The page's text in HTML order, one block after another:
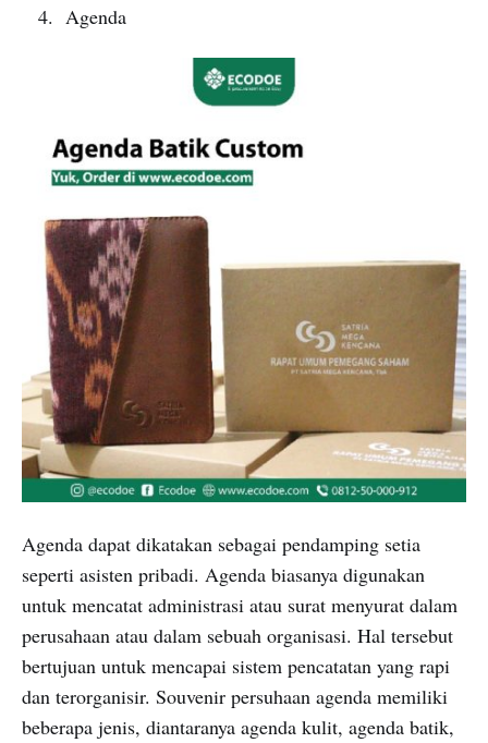
Agenda
Agenda dapat dikatakan sebagai pendamping setia
seperti asisten pribadi. Agenda biasanya digunakan
untuk mencatat administrasi atau surat menyurat dalam
perusahaan atau dalam sebuah organisasi. Hal tersebut
bertujuan untuk mencapai sistem pencatatan yang rapi
dan terorganisir. Souvenir persuhaan agenda memiliki
beberapa jenis, diantaranya agenda kulit, agenda batik,